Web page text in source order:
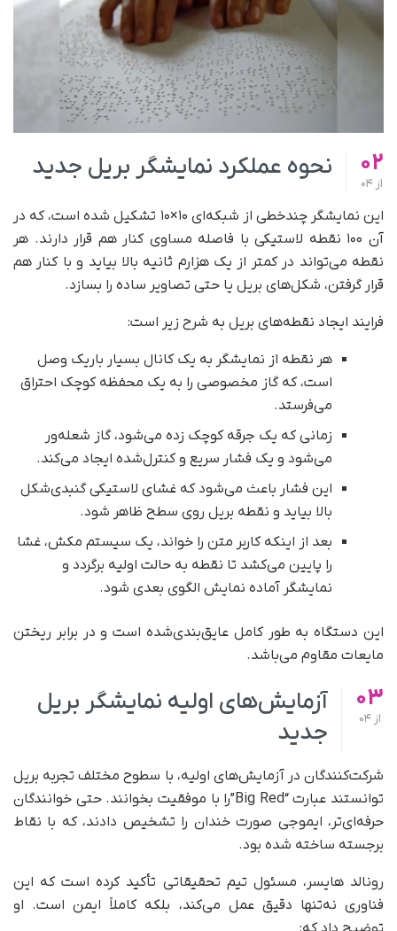
02
از
نحوه عملکرد نمایشگر بریل جدید
این نمایشگر چندخطی از شبکه‌ای ۱۰×۱۰ تشکیل شده است، که در
آن ۱۰۰ نقطه‌ لاستیکی با فاصله‌ مساوی کنار هم قرار دارند. هر
نقطه می‌تواند در کمتر از یک هزارم ثانیه بالا بیاید و با کنار هم
قرار گرفتن، شکل‌های بریل یا حتی تصاویر ساده را بسازد.
فرایند ایجاد نقطه‌های بریل به شرح زیر است:
هر نقطه از نمایشگر به یک کانال بسیار باریک وصل
است، که گاز مخصوصی را به یک محفظه کوچک احتراق
می‌فرستد.
زمانی که یک جرقه کوچک زده می‌شود، گاز شعله‌ور
می‌شود و یک فشار سریع و کنترل‌شده ایجاد می‌کند.
این فشار باعث می‌شود که غشای لاستیکی گنبدی‌شکل
بالا بیاید و نقطه بریل روی سطح ظاهر شود.
بعد از اینکه کاربر متن را خواند، یک سیستم مکش، غشا
را پایین می‌کشد تا نقطه به حالت اولیه برگردد و
نمایشگر آماده نمایش الگوی بعدی شود.
این دستگاه به‌ طور کامل عایق‌بندی‌شده است و در برابر ریختن
مایعات مقاوم می‌باشد.
03
از 04
آزمایش‌های اولیه نمایشگر بریل
جدید
شرکت‌کنندگان در آزمایش‌های اولیه، با سطوح مختلف تجربه بریل
توانستند عبارت “Big Red”را با موفقیت بخوانند. حتی خوانندگان
حرفه‌ای‌تر، ایموجی صورت خندان را تشخیص دادند، که با نقاط
برجسته ساخته شده بود.
رونالد هایسر، مسئول تیم تحقیقاتی تأکید کرده است که این
فناوری نه‌تنها دقیق عمل می‌کند، بلکه کاملاً ایمن است. او